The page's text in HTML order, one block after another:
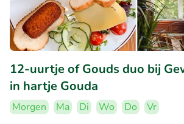
12-uurtje of Gouds duo bij
in hartje Gouda
Morgen Ma Di Wo Do
Vr